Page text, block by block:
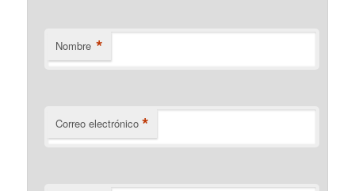
Nombre *
Correo electrónico *